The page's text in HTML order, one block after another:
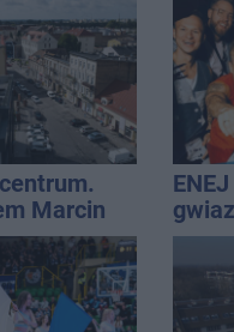
Marcin
w błędzie